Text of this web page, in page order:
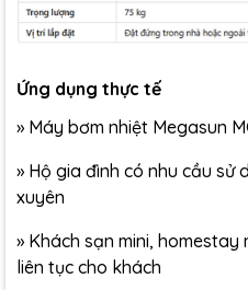
Ứng dụng thực tế
» Máy bơm nhiệt Megasun
» Hộ gia đình có nhu cầu sử
xuyên
» Khách sạn mini,
liên tục cho khách